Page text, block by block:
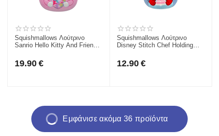
Squishmallows Λούτρινο
Sanrio Hello Kitty And Friends
Jazwares JWSQ0612-2
19.90 €
Squishmallows Λούτρινο
Disney Stitch Chef Holding
12.90 €
Εμφάνισε ακόμα 36 προϊόντα